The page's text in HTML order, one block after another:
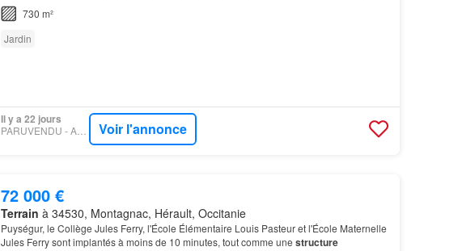
puits et ses
730 m²
Jardin
Il y a 22 jours
PARUVENDU - AMALTHE Voir l'annonce
72 000 €
Terrain à 34530, Montagnac, Hérault, Occitanie
Puységur, le Collège Jules Ferry, l'École Élémentaire Louis Pasteur et l'École Maternelle
Jules Ferry sont implantés à moins de 10 minutes, tout comme une structure